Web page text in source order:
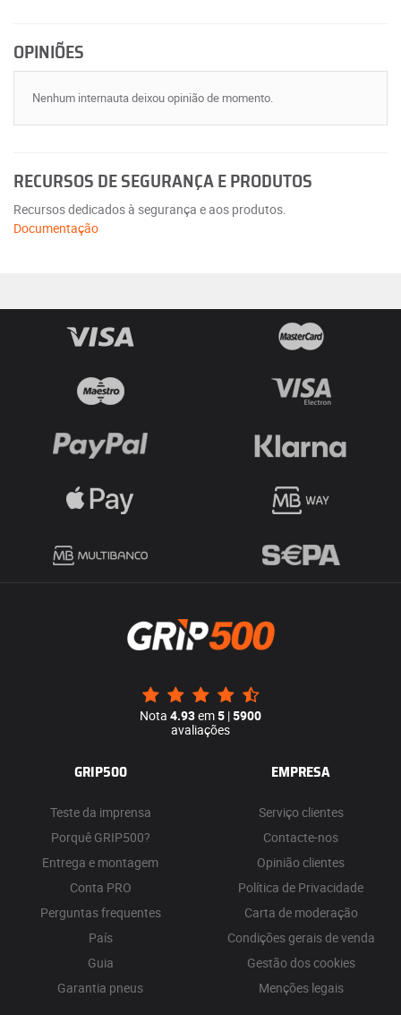
OPINIÕES
Nenhum internauta deixou opinião de momento.
RECURSOS DE SEGURANÇA E PRODUTOS
Recursos dedicados à segurança e aos produtos.
Documentação
Nota 4.93em5 |5900
avaliações
GRIP500
Teste da imprensa
Porquê GRIP500?
Entrega e montagem
Conta PRO
Perguntas frequentes
País
Guia
Garantia pneus
EMPRESA
Serviço clientes
Contacte-nos
Opinião clientes
Política de Privacidade
Carta de moderação
Condições gerais de venda
Gestão dos cookies
Menções legais